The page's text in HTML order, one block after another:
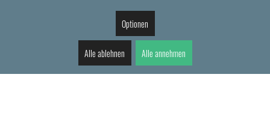
Optionen
Alle ablehnen Alle annehmen